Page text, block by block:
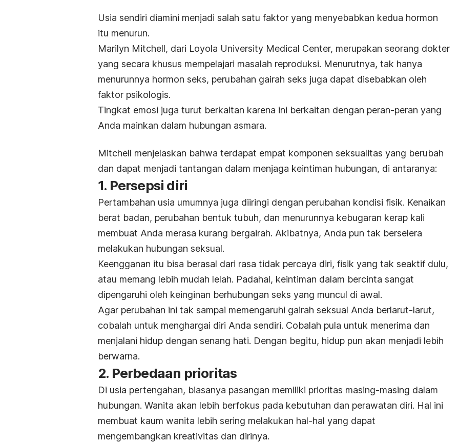
Usia sendiri diamini menjadi salah satu faktor yang menyebabkan kedua hormon
itu menurun.
Marilyn Mitchell, dari Loyola University Medical Center, merupakan seorang dokter
yang secara khusus mempelajari masalah reproduksi. Menurutnya, tak hanya
menurunnya hormon seks, perubahan gairah seks juga dapat disebabkan oleh
faktor psikologis.
Tingkat emosi juga turut berkaitan karena ini berkaitan dengan peran-peran yang
Anda mainkan dalam hubungan asmara.
Mitchell menjelaskan bahwa terdapat empat komponen seksualitas yang berubah
dan dapat menjadi tantangan dalam menjaga keintiman hubungan, di antaranya:
1. Persepsi diri
Pertambahan usia umumnya juga diiringi dengan perubahan kondisi fisik. Kenaikan
berat badan, perubahan bentuk tubuh, dan menurunnya kebugaran kerap kali
membuat Anda merasa kurang bergairah. Akibatnya, Anda pun tak berselera
melakukan hubungan seksual.
Keengganan itu bisa berasal dari rasa tidak percaya diri, fisik yang tak seaktif dulu,
atau memang lebih mudah lelah. Padahal, keintiman dalam bercinta sangat
dipengaruhi oleh keinginan berhubungan seks yang muncul di awal.
Agar perubahan ini tak sampai memengaruhi gairah seksual Anda berlarut-larut,
cobalah untuk menghargai diri Anda sendiri. Cobalah pula untuk menerima dan
menjalani hidup dengan senang hati. Dengan begitu, hidup pun akan menjadi lebih
berwarna.
2. Perbedaan prioritas
Di usia pertengahan, biasanya pasangan memiliki prioritas masing-masing dalam
hubungan. Wanita akan lebih berfokus pada kebutuhan dan perawatan diri. Hal ini
membuat kaum wanita lebih sering melakukan hal-hal yang dapat
mengembangkan kreativitas dan dirinya.